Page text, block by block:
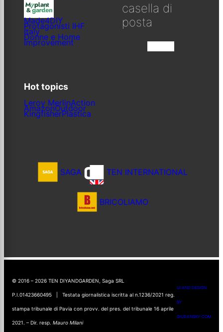
Made4DIY
Protagonisti IHF
Italy
Donne e Home
Improvement
Hot topics
Leroy MerlinAction
AmazonOutdoor
KingfisherPlastica
casella di
posta
SAGA TEN INTERNATIONAL
BRICOLIAMO
© 2016 – 2026 TEN DIYANDGARDEN, Saga SRL
P.I.01423660495 | Testata giornalistica iscritta al n.1236/2021 reg.
stampa tribunale di Pavia con provv. del pres. del tribunale 16 aprile
2021. – Dir. resp. Mauro Milani
UI AND DESIGN
BY
GIUDANSKY.COM